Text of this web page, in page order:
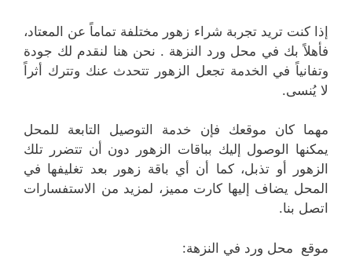
إذا كنت تريد تجربة شراء زهور مختلفة تماماً عن المعتاد،
فأهلاً بك في محل ورد النزهة . نحن هنا لنقدم لك جودة
وتفانياً في الخدمة تجعل الزهور تتحدث عنك وتترك أثراً
لا يُنسى.
مهما كان موقعك فإن خدمة التوصيل التابعة للمحل
يمكنها الوصول إليك بباقات الزهور دون أن تتضرر تلك
الزهور أو تذبل، كما أن أي باقة زهور بعد تغليفها في
المحل يضاف إليها كارت مميز، لمزيد من الاستفسارات
اتصل بنا.
موقع محل ورد في النزهة: